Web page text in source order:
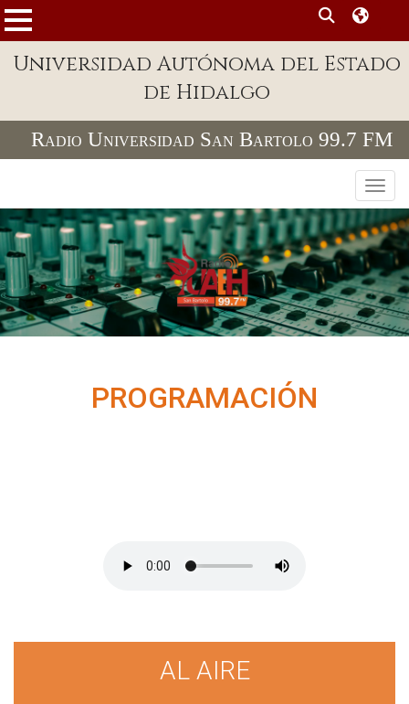
Enlaces
Directorio
Patronato
Plataforma Garza
Publicaciones en línea
Acreditación Internacional
Universidad Autónoma del Estado
de Hidalgo
Radio Universidad San Bartolo 99.7 FM
PROGRAMACIÓN
AL AIRE